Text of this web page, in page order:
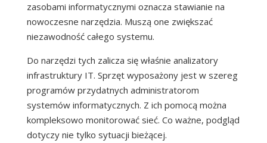
zasobami informatycznymi oznacza stawianie na
nowoczesne narzędzia. Muszą one zwiększać
niezawodność całego systemu.
Do narzędzi tych zalicza się właśnie analizatory
infrastruktury IT. Sprzęt wyposażony jest w szereg
programów przydatnych administratorom
systemów informatycznych. Z ich pomocą można
kompleksowo monitorować sieć. Co ważne, podgląd
dotyczy nie tylko sytuacji bieżącej.